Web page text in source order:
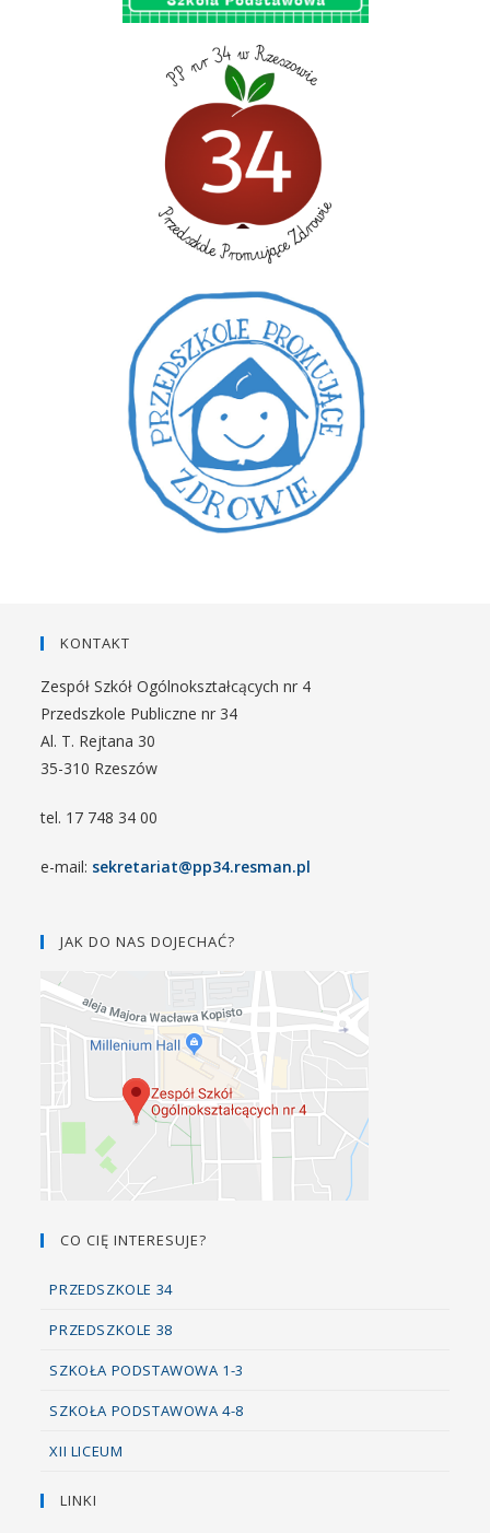
KONTAKT
Zespół Szkół Ogólnokształcących nr 4
Przedszkole Publiczne nr 34
Al. T. Rejtana 30
35-310 Rzeszów
tel. 17 748 34 00
e-mail: sekretariat@pp34.resman.pl
JAK DO NAS DOJECHAĆ?
CO CIĘ INTERESUJE?
PRZEDSZKOLE 34
PRZEDSZKOLE 38
SZKOŁA PODSTAWOWA 1-3
SZKOŁA PODSTAWOWA 4-8
XII LICEUM
LINKI